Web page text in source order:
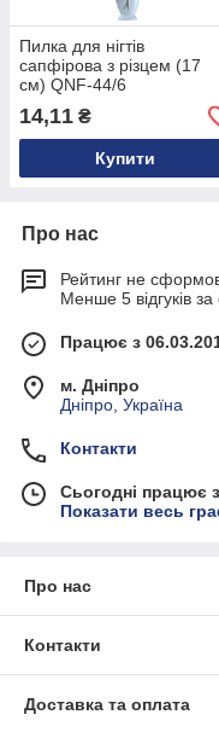
Пилка для нігтів
сапфірова з різцем (17
см) QNF-44/6
14,11 ₴
Купити
Про нас
Рейтинг не
Менше 5 відгуків за
Працює з
м. Дніпро
Дніпро, Україна
Контакти
Сьогодні працює
Показати весь
Про нас
Контакти
Доставка та оплата